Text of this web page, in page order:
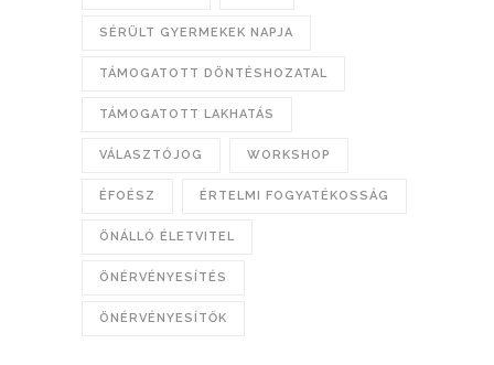
SÉRÜLT GYERMEKEK NAPJA
TÁMOGATOTT DÖNTÉSHOZATAL
TÁMOGATOTT LAKHATÁS
VÁLASZTÓJOG WORKSHOP
ÉFOÉSZ ÉRTELMI FOGYATÉKOSSÁG
ÖNÁLLÓ ÉLETVITEL
ÖNÉRVÉNYESÍTÉS
ÖNÉRVÉNYESÍTŐK